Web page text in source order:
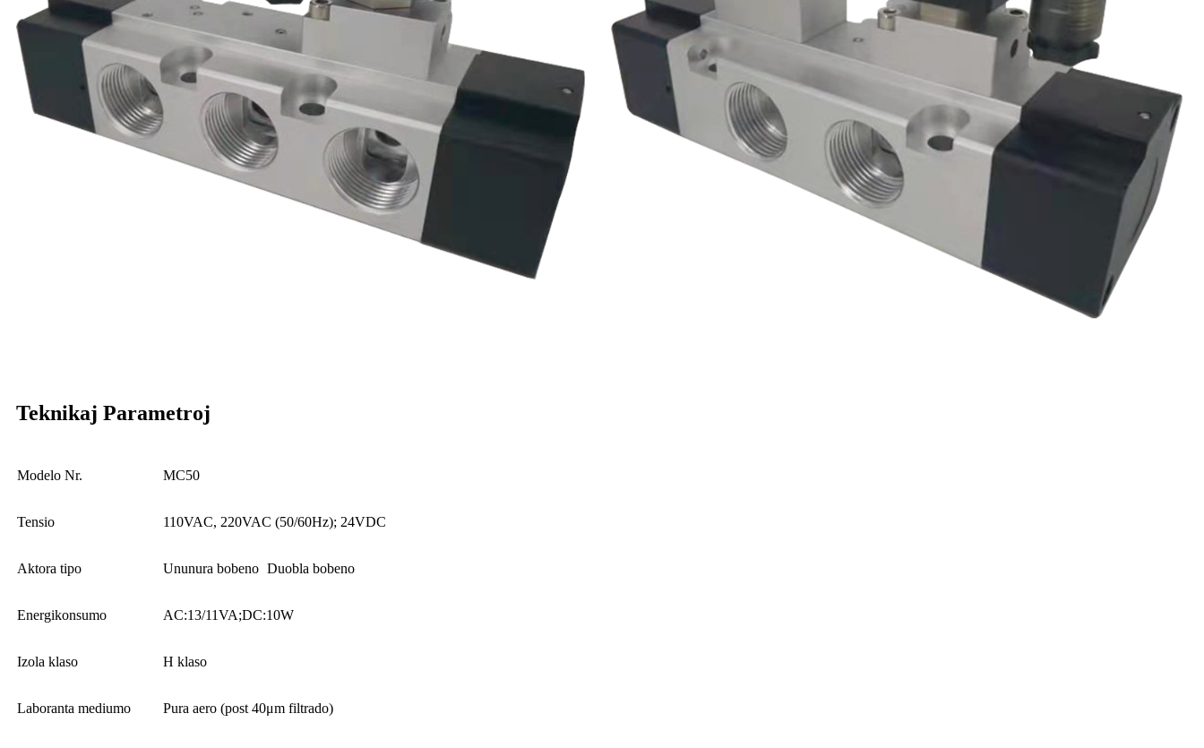
Teknikaj Parametroj
Modelo Nr. MC50
Tensio 110VAC, 220VAC (50/60Hz); 24VDC
Aktora tipo Ununura bobeno Duobla bobeno
Energikonsumo AC:13/11VA;DC:10W
Izola klaso H klaso
Laboranta mediumo Pura aero (post 40μm filtrado)